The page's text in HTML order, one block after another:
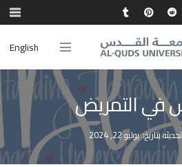
English
في التمريض
بتاريخ: يوليو 22, 2024